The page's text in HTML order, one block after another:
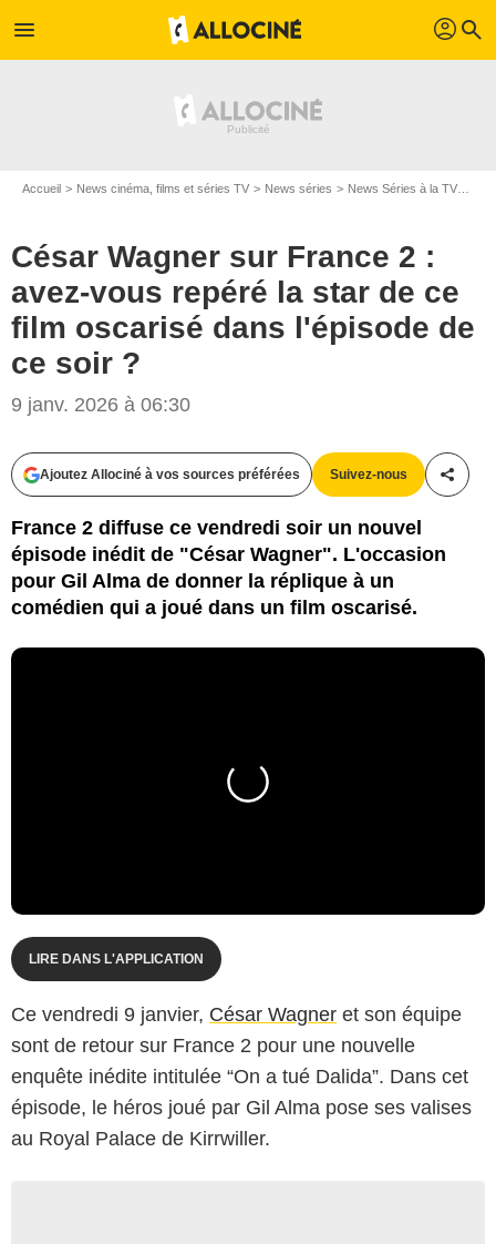
menu profil search
Accueil News cinéma, films et séries TV News séries News Séries à la TV
César Wagner sur France 2 :
avez-vous repéré la star de ce
film oscarisé dans l'épisode de
ce soir ?
9 janv. 2026 à 06:30
Ajoutez Allociné à vos sources préférées Suivez-nous
France 2 diffuse ce vendredi soir un nouvel
épisode inédit de "César Wagner". L'occasion
pour Gil Alma de donner la réplique à un
comédien qui a joué dans un film oscarisé.
LIRE DANS L'APPLICATION
Ce vendredi 9 janvier, César Wagner et son équipe
sont de retour sur France 2 pour une nouvelle
enquête inédite intitulée “On a tué Dalida”. Dans cet
épisode, le héros joué par Gil Alma pose ses valises
au Royal Palace de Kirrwiller.